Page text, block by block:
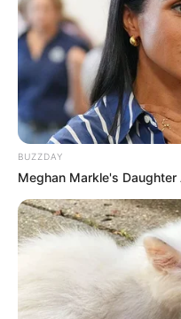
Baca juga: Biodata, Profil,
Penghargaan
Nickelodeon’s Kid’s
Sejak kecil sudah suka
sekarang menjadi gamer.
juga senang menjahit atau
TAGS GAMER SELEBRITI
YOUTUBER
BUZZDAY
Meghan Markle's